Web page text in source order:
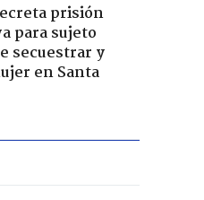
prisión
para sujeto
secuestrar y
en Santa